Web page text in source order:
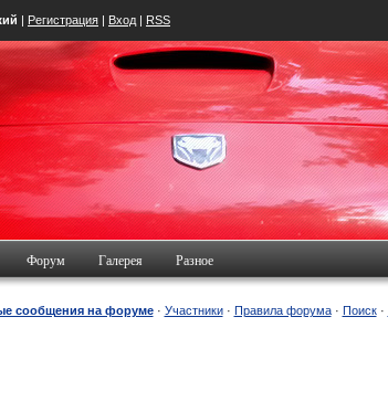
| Регистрация | Вход | RSS
Форум Галерея Разное
сообщения на форуме· Участники· Правила форума· Поиск·